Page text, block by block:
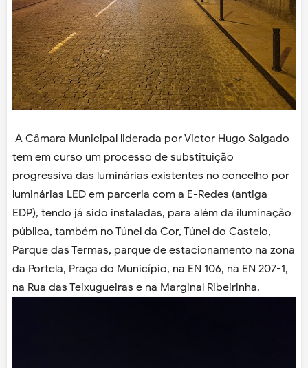
A Câmara Municipal liderada por Victor Hugo Salgado
tem em curso um processo de substituição
progressiva das luminárias existentes no concelho por
luminárias LED em parceria com a E-Redes (antiga
EDP), tendo já sido instaladas, para além da iluminação
pública, também no Túnel da Cor, Túnel do Castelo,
Parque das Termas, parque de estacionamento na zona
da Portela, Praça do Município, na EN 106, na EN 207-1,
na Rua das Teixugueiras e na Marginal Ribeirinha.